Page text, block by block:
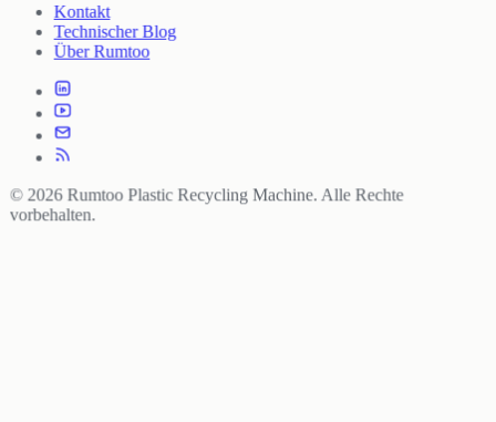
Kontakt
Technischer Blog
Über Rumtoo
© 2026 Rumtoo Plastic Recycling Machine. Alle Rechte
vorbehalten.